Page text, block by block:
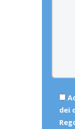
dei